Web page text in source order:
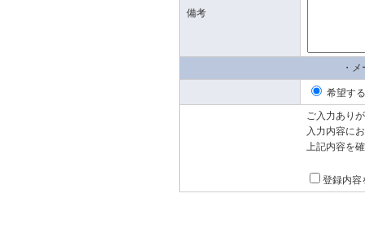
備考
・
希望
ご入力あり
入力内容に
上記内容を
登録内容